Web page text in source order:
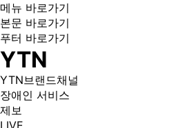
메뉴 바로가기
본문 바로가기
푸터 바로가기
YTN
YTN브랜드채널
장애인 서비스
제보
LIVE